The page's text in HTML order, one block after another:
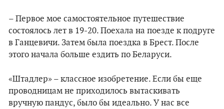
– Первое мое самостоятельное путешествие
состоялось лет в 19-20. Поехала на поезде к подруге
в Ганцевичи. Затем была поездка в Брест. После
этого начала больше ездить по Беларуси.
«Штадлер» – классное изобретение. Если бы еще
проводницам не приходилось вытаскивать
вручную пандус, было бы идеально. У нас все